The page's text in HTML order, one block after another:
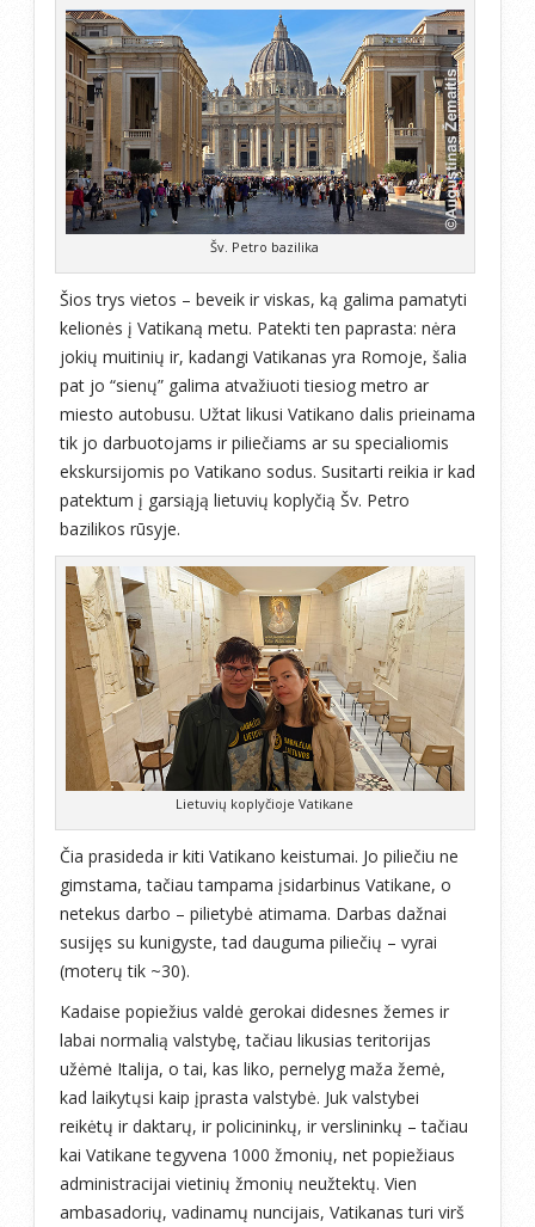
Šv. Petro bazilika
Šios trys vietos – beveik ir viskas, ką galima pamatyti
kelionės į Vatikaną metu. Patekti ten paprasta: nėra
jokių muitinių ir, kadangi Vatikanas yra Romoje, šalia
pat jo “sienų” galima atvažiuoti tiesiog metro ar
miesto autobusu. Užtat likusi Vatikano dalis prieinama
tik jo darbuotojams ir piliečiams ar su specialiomis
ekskursijomis po Vatikano sodus. Susitarti reikia ir kad
patektum į garsiąją lietuvių koplyčią Šv. Petro
bazilikos rūsyje.
Lietuvių koplyčioje Vatikane
Čia prasideda ir kiti Vatikano keistumai. Jo piliečiu ne
gimstama, tačiau tampama įsidarbinus Vatikane, o
netekus darbo – pilietybė atimama. Darbas dažnai
susijęs su kunigyste, tad dauguma piliečių – vyrai
(moterų tik ~30).
Kadaise popiežius valdė gerokai didesnes žemes ir
labai normalią valstybę, tačiau likusias teritorijas
užėmė Italija, o tai, kas liko, pernelyg maža žemė,
kad laikytųsi kaip įprasta valstybė. Juk valstybei
reikėtų ir daktarų, ir policininkų, ir verslininkų – tačiau
kai Vatikane tegyvena 1000 žmonių, net popiežiaus
administracijai vietinių žmonių neužtektų. Vien
ambasadorių, vadinamų nuncijais, Vatikanas turi virš